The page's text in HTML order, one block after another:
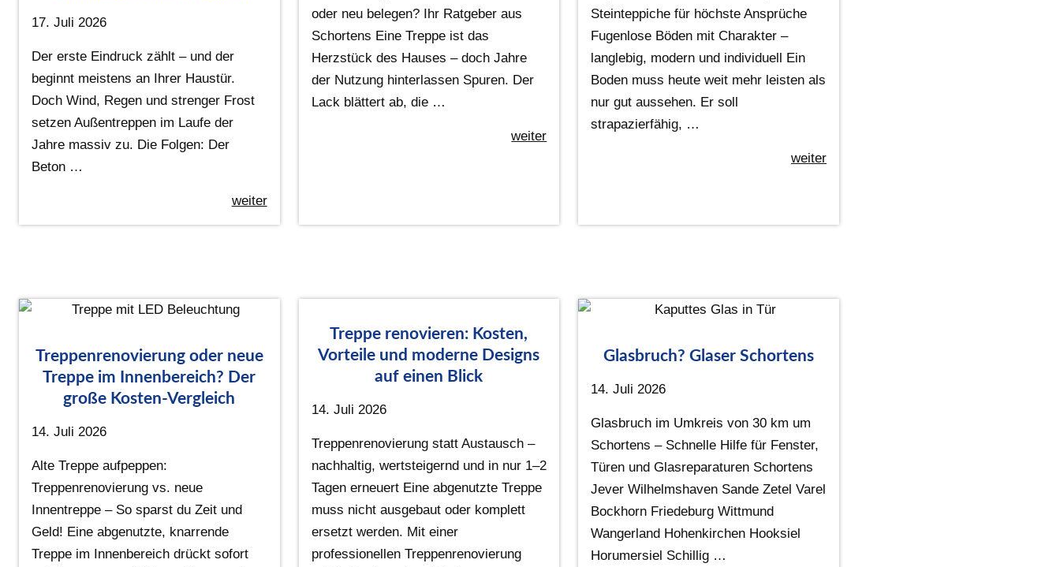
17. Juli 2026
Der erste Eindruck zählt – und der
beginnt meistens an Ihrer Haustür.
Doch Wind, Regen und strenger Frost
setzen Außentreppen im Laufe der
Jahre massiv zu. Die Folgen: Der
Beton …
weiter
oder neu belegen? Ihr Ratgeber aus
Schortens Eine Treppe ist das
Herzstück des Hauses – doch Jahre
der Nutzung hinterlassen Spuren. Der
Lack blättert ab, die …
weiter
Steinteppiche für höchste Ansprüche
Fugenlose Böden mit Charakter –
langlebig, modern und individuell Ein
Boden muss heute weit mehr leisten als
nur gut aussehen. Er soll
strapazierfähig, …
weiter
Treppenrenovierung oder neue
Treppe im Innenbereich? Der
große Kosten-Vergleich
14. Juli 2026
Alte Treppe aufpeppen:
Treppenrenovierung vs. neue
Innentreppe – So sparst du Zeit und
Geld! Eine abgenutzte, knarrende
Treppe im Innenbereich drückt sofort
Treppe renovieren: Kosten,
Vorteile und moderne Designs
auf einen Blick
14. Juli 2026
Treppenrenovierung statt Austausch –
nachhaltig, wertsteigernd und in nur 1–2
Tagen erneuert Eine abgenutzte Treppe
muss nicht ausgebaut oder komplett
ersetzt werden. Mit einer
professionellen Treppenrenovierung
Glasbruch? Glaser Schortens
14. Juli 2026
Glasbruch im Umkreis von 30 km um
Schortens – Schnelle Hilfe für Fenster,
Türen und Glasreparaturen Schortens
Jever Wilhelmshaven Sande Zetel Varel
Bockhorn Friedeburg Wittmund
Wangerland Hohenkirchen Hooksiel
Horumersiel Schillig …